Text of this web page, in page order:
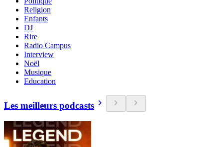
Religion
Enfants
DJ
Rire
Radio Campus
Interview
Noël
Musique
Education
Les meilleurs podcasts